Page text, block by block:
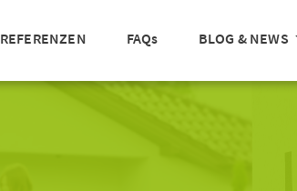
REFERENZEN FAQs BLOG & NEWS